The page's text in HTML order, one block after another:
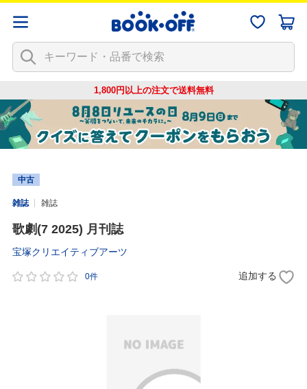
1,800円以上の注文で送料無料
中古
雑誌 雑誌
歌劇(7 2025) 月刊誌
宝塚クリエイティブアーツ
0件 追加する